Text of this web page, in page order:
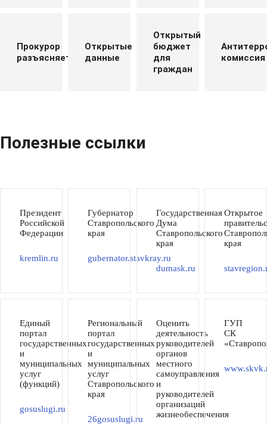
Прокурор
разъясняет
Открытые
данные
Открытый
бюджет
для
граждан
комиссия
Полезные ссылки
Президент
Российской
Федерации
kremlin.ru
Губернатор
Ставропольского
края
gubernator.stavkray.ru
Государственная
Дума
Ставропольского
края
dumask.ru
Открытое
края
Единый
портал
государственных
и
муниципальных
услуг
(функций)
gosuslugi.ru
Региональный
портал
государственных
и
муниципальных
услуг
Ставропольского
края
26gosuslugi.ru
Оценить
деятельность
руководителей
органов
местного
самоуправления
и
руководителей
организаций
жизнеобеспечения
ГУП
СК